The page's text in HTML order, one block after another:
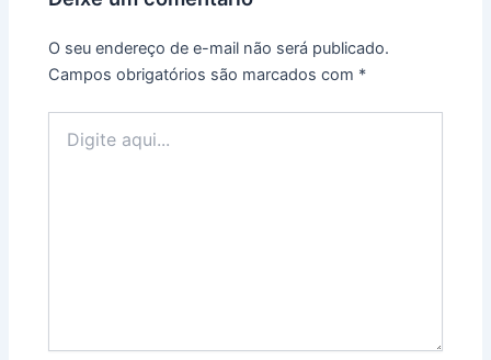
O seu endereço de e-mail não será publicado.
Campos obrigatórios são marcados com *
aqui...